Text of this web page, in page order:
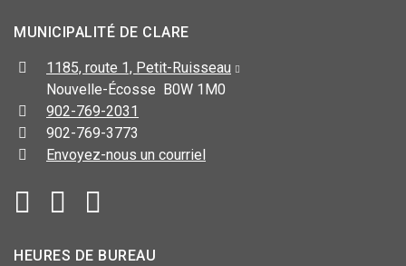
MUNICIPALITÉ DE CLARE
1185, route 1, Petit-Ruisseau
Nouvelle-Écosse B0W 1M0
902-769-2031
902-769-3773
Envoyez-nous un courriel
HEURES DE BUREAU